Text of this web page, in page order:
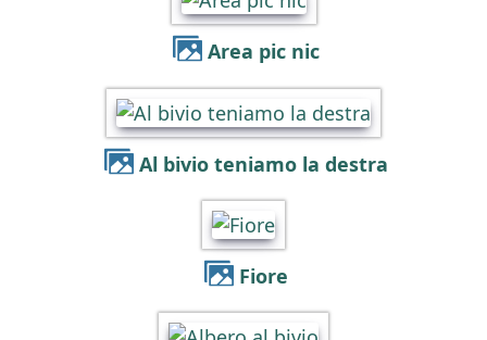
Area pic nic
Al bivio teniamo la destra
Fiore